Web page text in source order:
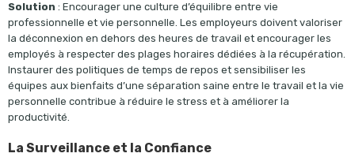
Solution : Encourager une culture d’équilibre entre vie
professionnelle et vie personnelle. Les employeurs doivent valoriser
la déconnexion en dehors des heures de travail et encourager les
employés à respecter des plages horaires dédiées à la récupération.
Instaurer des politiques de temps de repos et sensibiliser les
équipes aux bienfaits d’une séparation saine entre le travail et la vie
personnelle contribue à réduire le stress et à améliorer la
productivité.
La Surveillance et la Confiance